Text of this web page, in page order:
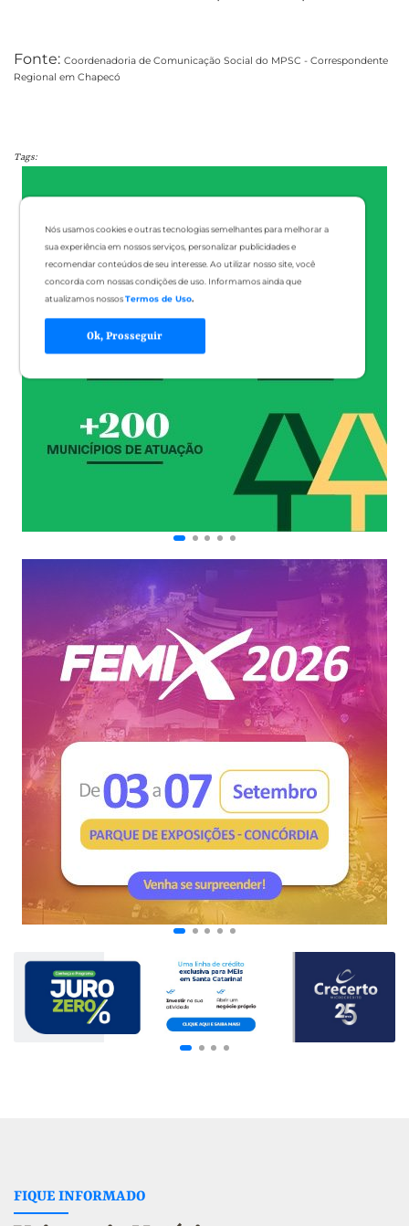
Nós usamos cookies e outras tecnologias semelhantes para melhorar a
sua experiência em nossos serviços, personalizar publicidades e
recomendar conteúdos de seu interesse. Ao utilizar nosso site, você
concorda com nossas condições de uso. Informamos ainda que
atualizamos nossosTermos de Uso.
Ok, Prosseguir
Fonte: Coordenadoria de Comunicação Social do MPSC - Correspondente
Regional em Chapecó
Tags:
FIQUE INFORMADO